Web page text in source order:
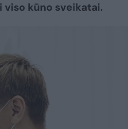
kūno sveikatai.